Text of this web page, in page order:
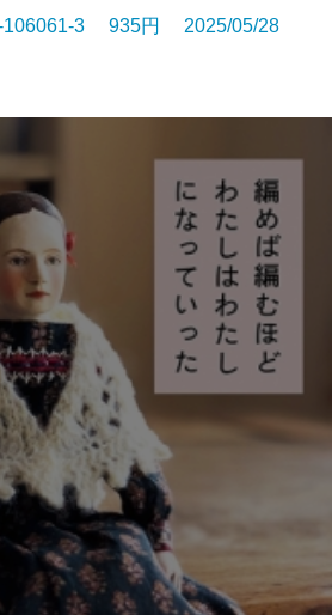
106061-3 935円 2025/05/28